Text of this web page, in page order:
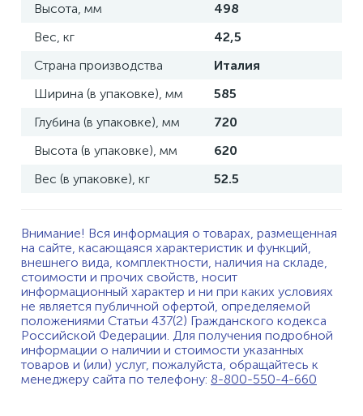
Высота, мм
498
Вес, кг
42,5
Страна производства
Италия
Ширина (в упаковке), мм
585
Глубина (в упаковке), мм
720
Высота (в упаковке), мм
620
Вес (в упаковке), кг
52.5
Внимание! Вся информация о товарах, размещенная
на сайте, касающаяся характеристик и функций,
внешнего вида, комплектности, наличия на складе,
стоимости и прочих свойств, носит
информационный характер и ни при каких условиях
не является публичной офертой, определяемой
положениями Статьи 437(2) Гражданского кодекса
Российской Федерации. Для получения подробной
информации о наличии и стоимости указанных
товаров и (или) услуг, пожалуйста, обращайтесь к
менеджеру сайта по телефону: 8-800-550-4-660